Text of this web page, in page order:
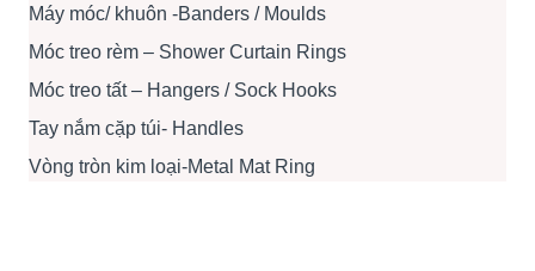
Máy móc/ khuôn -Banders / Moulds
Móc treo rèm – Shower Curtain Rings
Móc treo tất – Hangers / Sock Hooks
Tay nắm cặp túi- Handles
Vòng tròn kim loại-Metal Mat Ring